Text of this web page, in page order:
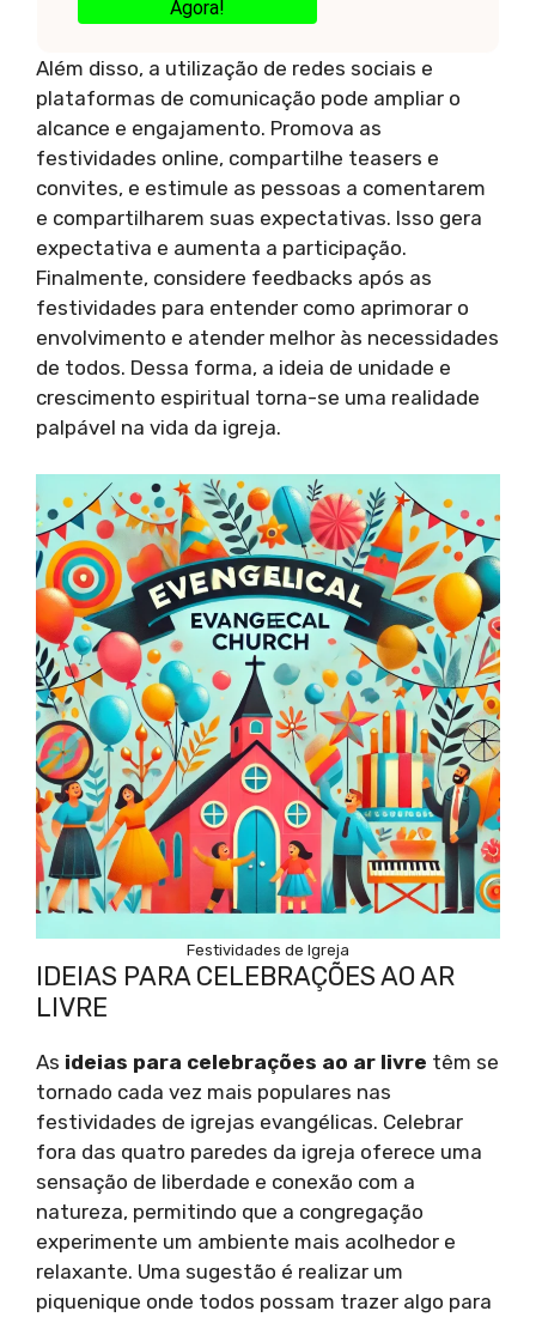
Agora!
Além disso, a utilização de redes sociais e
plataformas de comunicação pode ampliar o
alcance e engajamento. Promova as
festividades online, compartilhe teasers e
convites, e estimule as pessoas a comentarem
e compartilharem suas expectativas. Isso gera
expectativa e aumenta a participação.
Finalmente, considere feedbacks após as
festividades para entender como aprimorar o
envolvimento e atender melhor às necessidades
de todos. Dessa forma, a ideia de unidade e
crescimento espiritual torna-se uma realidade
palpável na vida da igreja.
Festividades de Igreja
IDEIAS PARA CELEBRAÇÕES AO AR
LIVRE
As ideias para celebrações ao ar livre têm se
tornado cada vez mais populares nas
festividades de igrejas evangélicas. Celebrar
fora das quatro paredes da igreja oferece uma
sensação de liberdade e conexão com a
natureza, permitindo que a congregação
experimente um ambiente mais acolhedor e
relaxante. Uma sugestão é realizar um
piquenique onde todos possam trazer algo para